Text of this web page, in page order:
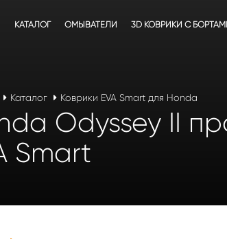
КАТАЛОГ ОМЫВАТЕЛИ 3D КОВРИКИ C
Каталог Коврики EVA Smart для Honda
Odyssey II
Smart